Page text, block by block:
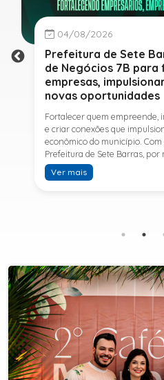
04/08/2026
Prefeitura de Sete
de Negócios 7B
empresas,
novas oportunidades
Fortalecer quem empreende,
e criar conexões que
econômico do município.
Prefeitura de Sete Barras, por
Municipal de Turismo e
promove na próxima terça-
telecomunicações e fundador
Consultor, que compartilhará
aumentar resultados,
comerciais e ampliar as
negócios.Para a Secretária
Desenvolvimento Econômico,
Negócios 7B representa mais
do Prefeito Ítalo Costa para
empreendedorismo e
Ver mais